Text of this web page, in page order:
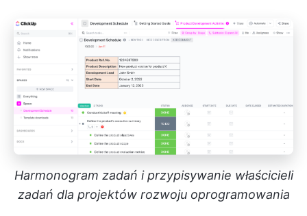
Harmonogram zadań i przypisywanie właścicieli
zadań dla projektów rozwoju oprogramowania